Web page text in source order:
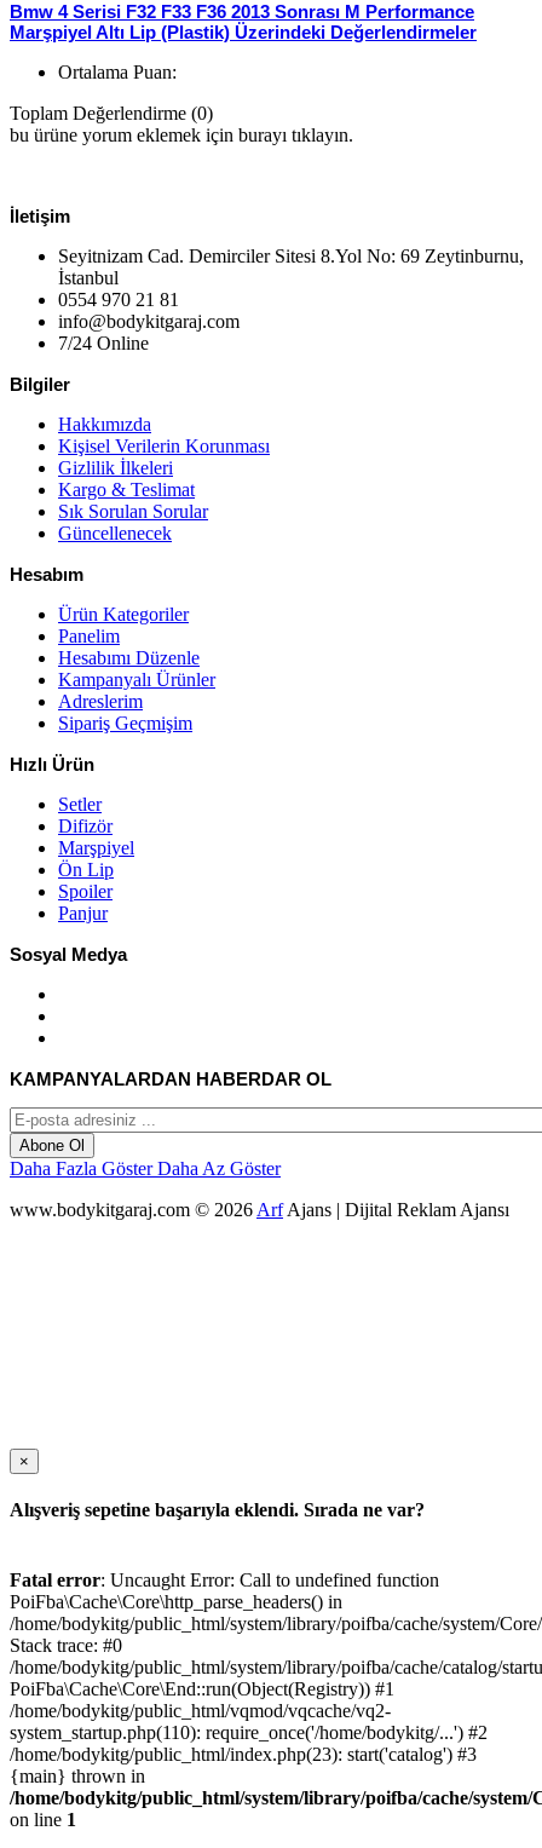
Bmw 4 Serisi F32 F33 F36 2013 Sonrası M Performance
Marşpiyel Altı Lip (Plastik) Üzerindeki Değerlendirmeler
Ortalama Puan:
Toplam Değerlendirme (0)
bu ürüne yorum eklemek için burayı tıklayın.
İletişim
Seyitnizam Cad. Demirciler Sitesi 8.Yol No: 69 Zeytinburnu,
İstanbul
0554 970 21 81
info@bodykitgaraj.com
7/24 Online
Bilgiler
Hakkımızda
Kişisel Verilerin Korunması
Gizlilik İlkeleri
Kargo & Teslimat
Sık Sorulan Sorular
Güncellenecek
Hesabım
Ürün Kategoriler
Panelim
Hesabımı Düzenle
Kampanyalı Ürünler
Adreslerim
Sipariş Geçmişim
Hızlı Ürün
Setler
Difizör
Marşpiyel
Ön Lip
Spoiler
Panjur
Sosyal Medya
KAMPANYALARDAN HABERDAR OL
Abone Ol
Daha Fazla GösterDaha Az Göster
www.bodykitgaraj.com © 2026 ArfAjans | Dijital Reklam Ajansı
×
Alışveriş sepetine başarıyla eklendi. Sırada ne var?
Fatal error: Uncaught Error: Call to undefined function
PoiFba\Cache\Core\http_parse_headers() in
/home/bodykitg/public_html/system/library/poifba/cache/system/
Stack trace: #0
/home/bodykitg/public_html/system/library/poifba/cache/catalog/
PoiFba\Cache\Core\End::run(Object(Registry)) #1
/home/bodykitg/public_html/vqmod/vqcache/vq2-
system_startup.php(110): require_once('/home/bodykitg/...') #2
/home/bodykitg/public_html/index.php(23): start('catalog') #3
{main} thrown in
/home/bodykitg/public_html/system/library/poifba/cache/system/
on line 1